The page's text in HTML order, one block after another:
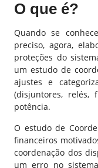
O que é?
Quando se
preciso, agora,
proteções do
um estudo de
ajustes e
(disjuntores, relés,
potência.
O estudo de
financeiros
coordenação dos
um erro no